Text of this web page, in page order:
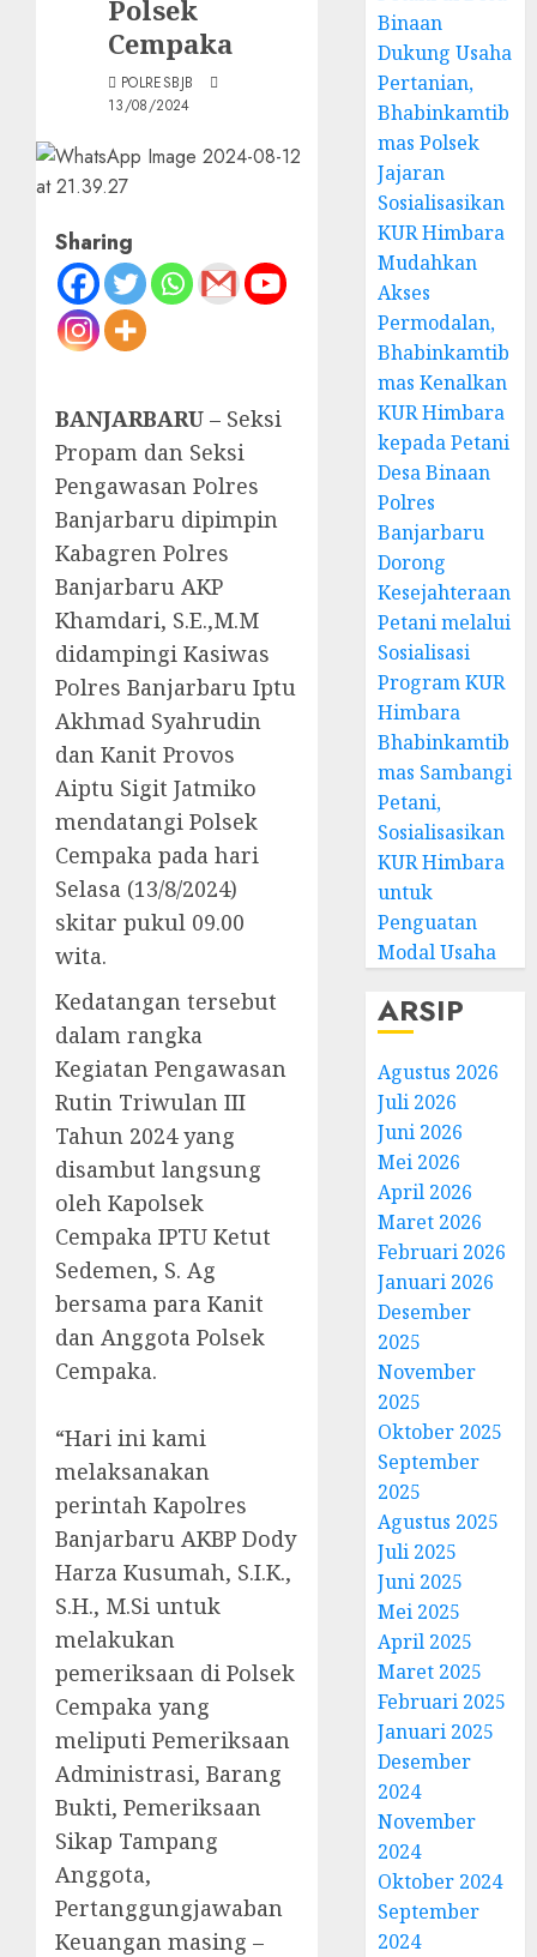
Polsek
Cempaka
POLRESBJB
13/08/2024
Sharing
BANJARBARU – Seksi
Propam dan Seksi
Pengawasan Polres
Banjarbaru dipimpin
Kabagren Polres
Banjarbaru AKP
Khamdari, S.E.,M.M
didampingi Kasiwas
Polres Banjarbaru Iptu
Akhmad Syahrudin
dan Kanit Provos
Aiptu Sigit Jatmiko
mendatangi Polsek
Cempaka pada hari
Selasa (13/8/2024)
skitar pukul 09.00
wita.
Kedatangan tersebut
dalam rangka
Kegiatan Pengawasan
Rutin Triwulan III
Tahun 2024 yang
disambut langsung
oleh Kapolsek
Cempaka IPTU Ketut
Sedemen, S. Ag
bersama para Kanit
dan Anggota Polsek
Cempaka.
“Hari ini kami
melaksanakan
perintah Kapolres
Banjarbaru AKBP Dody
Harza Kusumah, S.I.K.,
S.H., M.Si untuk
melakukan
pemeriksaan di Polsek
Cempaka yang
meliputi Pemeriksaan
Administrasi, Barang
Bukti, Pemeriksaan
Sikap Tampang
Anggota,
Pertanggungjawaban
Keuangan masing –
Binaan
Dukung Usaha
Pertanian,
Bhabinkamtib
mas Polsek
Jajaran
Sosialisasikan
KUR Himbara
Mudahkan
Akses
Permodalan,
Bhabinkamtib
mas Kenalkan
KUR Himbara
kepada Petani
Desa Binaan
Polres
Banjarbaru
Dorong
Kesejahteraan
Petani melalui
Sosialisasi
Program KUR
Himbara
Bhabinkamtib
mas Sambangi
Petani,
Sosialisasikan
KUR Himbara
untuk
Penguatan
Modal Usaha
ARSIP
Agustus 2026
Juli 2026
Juni 2026
Mei 2026
April 2026
Maret 2026
Februari 2026
Januari 2026
Desember
2025
November
2025
Oktober 2025
September
2025
Agustus 2025
Juli 2025
Juni 2025
Mei 2025
April 2025
Maret 2025
Februari 2025
Januari 2025
Desember
2024
November
2024
Oktober 2024
September
2024